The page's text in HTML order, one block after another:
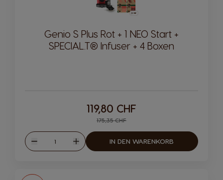
Genio S Plus Rot + 1 NEO Start +
SPECIAL.T® Infuser + 4 Boxen
Regular Price
175,35 CHF
119,80 CHF
Weniger
Menge
Mehr
IN DEN WARENKORB